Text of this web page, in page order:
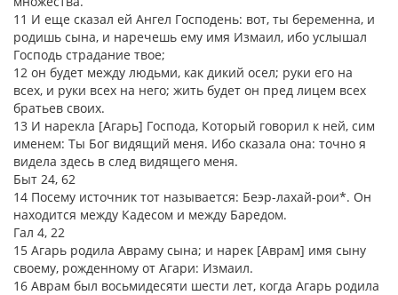
11 И еще сказал ей Ангел Господень: вот, ты беременна, и
родишь сына, и наречешь ему имя Измаил, ибо услышал
Господь страдание твое;
12 он будет между людьми, как дикий осел; руки его на
всех, и руки всех на него; жить будет он пред лицем всех
братьев своих.
13 И нарекла [Агарь] Господа, Который говорил к ней, сим
именем: Ты Бог видящий меня. Ибо сказала она: точно я
видела здесь в след видящего меня.
Быт 24, 62
14 Посему источник тот называется: Беэр-лахай-рои*. Он
находится между Кадесом и между Баредом.
Гал 4, 22
15 Агарь родила Авраму сына; и нарек [Аврам] имя сыну
своему, рожденному от Агари: Измаил.
16 Аврам был восьмидесяти шести лет, когда Агарь родила